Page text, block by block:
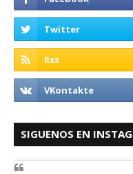
SIGUENOS EN